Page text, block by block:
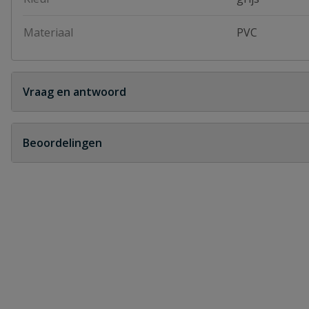
Materiaal PVC
Vraag en antwoord
Geen vragen
Beoordelingen